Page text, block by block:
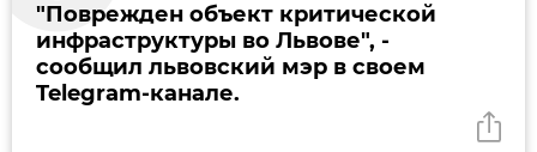
"Поврежден объект критической
инфраструктуры во Львове", -
сообщил львовский мэр в своем
Telegram-канале.